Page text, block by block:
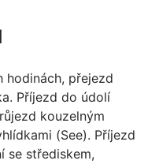
hodinách, přejezd
Příjezd do údolí
kouzelným
(See). Příjezd
se střediskem,